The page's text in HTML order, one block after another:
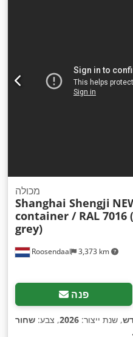
Roosendaal 3,373 km
מכולה
Shanghai Shengji
container / RAL
grey)
פנה
, שנת ייצור: 2026, צבע: שחור